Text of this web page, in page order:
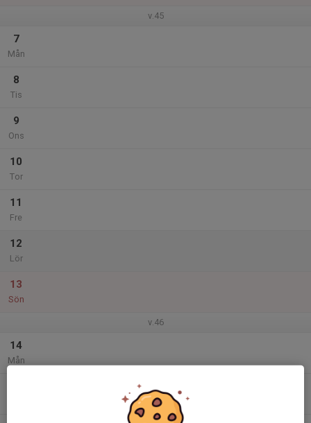
v.45
7
Mån
8
Tis
9
Ons
10
Tor
11
Fre
12
Lör
13
Sön
v.46
14
Mån